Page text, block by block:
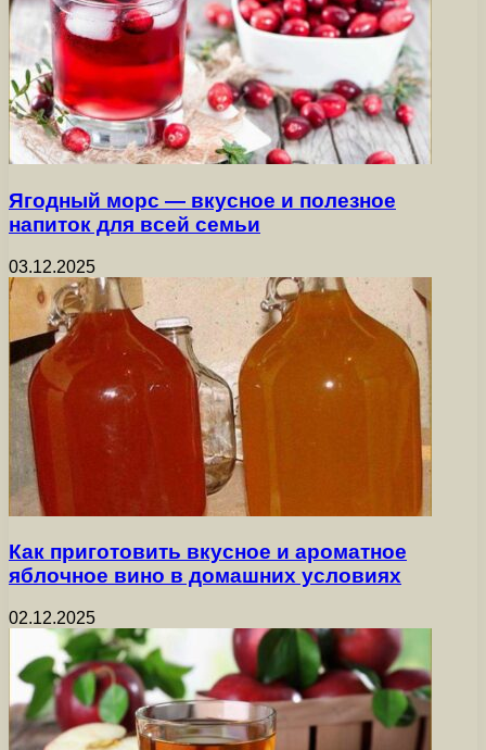
Ягодный морс — вкусное и полезное
напиток для всей семьи
03.12.2025
Как приготовить вкусное и ароматное
яблочное вино в домашних условиях
02.12.2025